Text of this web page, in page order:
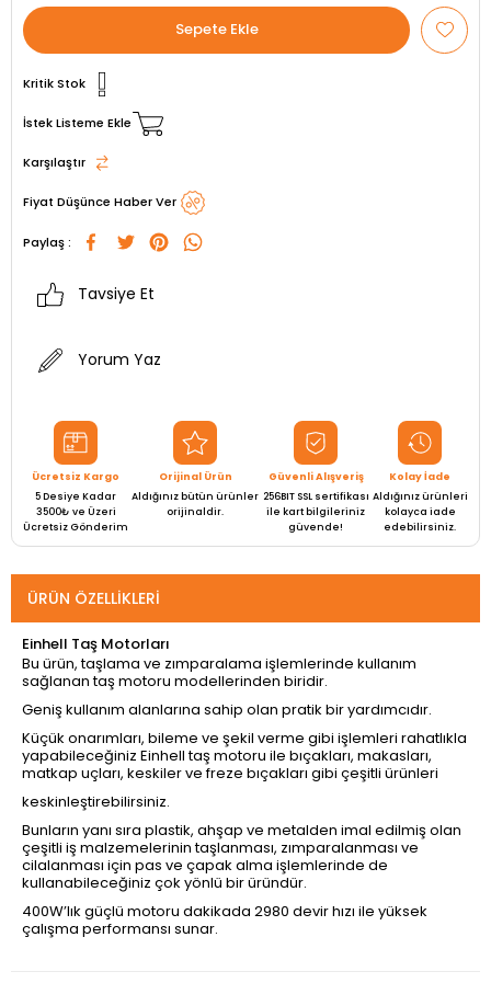
Kritik Stok
İstek Listeme Ekle
Karşılaştır
Fiyat Düşünce Haber Ver
Paylaş :
Tavsiye Et
Yorum Yaz
Ücretsiz Kargo
5 Desiye Kadar
3500₺ ve Üzeri
Ücretsiz Gönderim
Orijinal Ürün
Aldığınız bütün ürünler
orijinaldir.
Güvenli Alışveriş
256BIT SSL sertifikası
ile kart bilgileriniz
güvende!
Kolay İade
Aldığınız ürünleri
kolayca iade
edebilirsiniz.
ÜRÜN ÖZELLIKLERI
Einhell Taş Motorları
Bu ürün, taşlama ve zımparalama işlemlerinde kullanım
sağlanan taş motoru modellerinden biridir.
Geniş kullanım alanlarına sahip olan pratik bir yardımcıdır.
Küçük onarımları, bileme ve şekil verme gibi işlemleri rahatlıkla
yapabileceğiniz Einhell taş motoru ile bıçakları, makasları,
matkap uçları, keskiler ve freze bıçakları gibi çeşitli ürünleri
keskinleştirebilirsiniz.
Bunların yanı sıra plastik, ahşap ve metalden imal edilmiş olan
çeşitli iş malzemelerinin taşlanması, zımparalanması ve
cilalanması için pas ve çapak alma işlemlerinde de
kullanabileceğiniz çok yönlü bir üründür.
400W’lık güçlü motoru dakikada 2980 devir hızı ile yüksek
çalışma performansı sunar.